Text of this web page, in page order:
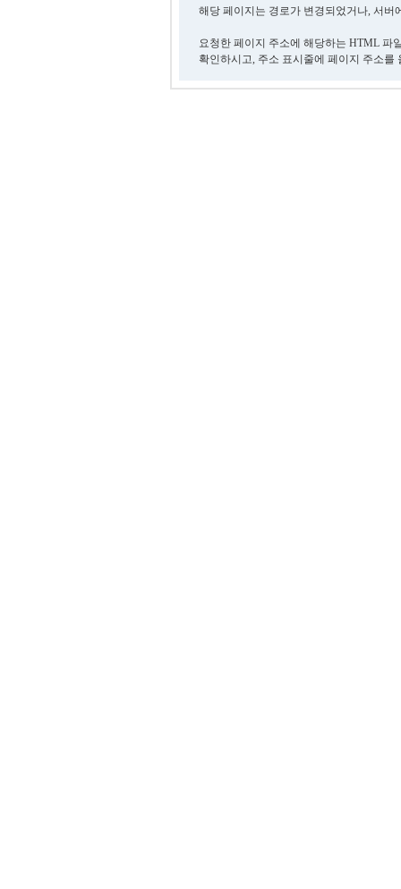
해당 페이지는 경로가 변경되었거나, 서
요청한 페이지 주소에 해당하는 HTML 파
확인하시고, 주소 표시줄에 페이지 주소